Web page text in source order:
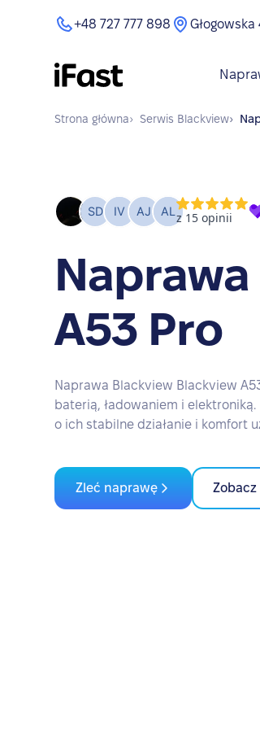
+48 727 777 898
Strona główna› Serwis Blackview›
A53 Pro
Naprawa Blackview Blackview
baterią, ładowaniem i
o ich stabilne działanie i komfort
Zleć naprawę Zobacz